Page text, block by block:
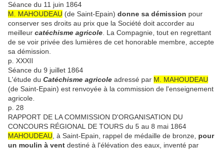
Séance du 11 juin 1864
M. MAHOUDEAU (de Saint-Epain) donne sa démission pour
conserver ses droits au prix que la Société doit accorder au
meilleur catéchisme agricole . La Compagnie, tout en regrettant
de se voir privée des lumières de cet honorable membre, accepte
sa démission.
p. XXXII
Séance du 9 juillet 1864
L'étude du Catéchisme agricole adressé par M. MAHOUDEAU
(de Saint-Epain) est renvoyée à la commission de l'enseignement
agricole.
p. 28
RAPPORT DE LA COMMISSION D'ORGANISATION DU
CONCOURS RÉGIONAL DE TOURS du 5 au 8 mai 1864
MAHOUDEAU , à Saint-Epain, rappel de médaille de bronze, pour
un moulin à vent destiné à l'élévation des eaux, inventé par